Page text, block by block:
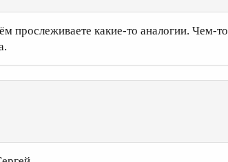
прослеживаете какие-то аналогии. Чем-то